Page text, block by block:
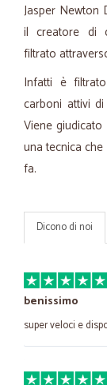
Jasper Newton
il creatore di
filtrato
Infatti è
carboni attivi
Viene
una tecnica
fa.
Dicono di noi
benissimo
super veloci e